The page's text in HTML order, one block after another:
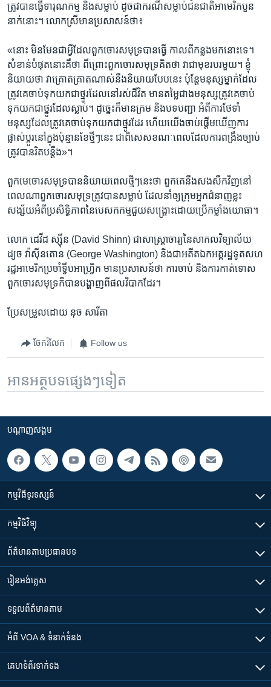
ត្រូវ​បាន​ធ្វើ​ទារុណកម្ម និង​សម្លាប់​ ដូចជា​ករណី​សម្លាប់​ជនជាតិ​អាមេរិកបួន​
នាក់​នោះ។​ លោក​ស្រី​មាន​ប្រសាសន៍​ថា៖
«នោះ​ មិនមែន​ជា​អ្វី​ដែល​ពួក​ចោរសមុទ្រ​បាន​ធ្វើ​ កាលពី​កន្លង​មក​នោះ​ទេ។​
សំខាន់​បំផុត​នោះ​គឺ​ថា​ ពីព្រោះ​ពួក​ចោរសមុទ្រ​គិត​ថា វា​ជា​មុខរបរ​មួយ។​ ខ្ញុំ​
និយាយ​ថា វា​គ្រោតគ្រាត​ណាស់​នឹង​និយាយ​បែប​នេះ​ ប៉ុន្តែ​មនុស្ស​ម្នាក់​ដែល​
ត្រូវ​គេ​ចាប់​ទុក​យក​ជា​ថ្នូរ​ដែល​នៅ​រស់​ជីវិត​ មាន​តម្លៃ​ជាង​មនុស្ស​ត្រូវ​គេ​ចាប់​
ទុក​យក​ជា​ថ្នូរ​ដែល​ស្លាប់។​ ដូច្នេះ​ក៏​មាន​ក្រម និង​បទបញ្ជា​ អំពី​ការ​ថែទាំ​
មនុស្ស​ដែល​ត្រូវ​គេ​ចាប់​ទុក​យក​ជា​ថ្នូរ​ដែរ​ ហើយ​យើង​ចាប់​ផ្តើម​ឃើញ​ការ​
ផ្លាស់ប្តូរ​នៅ​ក្នុង​ប៉ុន្មាន​ខែ​ថ្មីៗ​នេះ​ ជាពិសេស​ខណៈ​ពេល​ដែល​ការពង្រឹង​ច្បាប់​
ត្រូវ​បាន​រិត​បន្តឹង»។
ពួក​មេ​ចោរសមុទ្រ​បាន​និយាយ​ពេល​ថ្មីៗ​នេះ​ថា​ ពួកគេ​នឹង​សងសឹក​វិញ​នៅ​
ពេល​ណា​ពួក​ចោរសមុទ្រ​ត្រូវ​បាន​សម្លាប់​ ដែល​នាំ​ឲ្យ​ក្រុម​អ្នក​ជំនាញ​ខ្លះ​
សង្ស័យ​អំពី​ប្រសិទ្ធិភាព​នៃ​បេសកកម្ម​ជួយ​សង្គ្រោះ​ដោយ​ប្រើ​កម្លាំង​យោធា។
លោក​ ដេវីដ ស្ស៊ីន (David Shinn)​ ជា​សាស្ត្រាចារ្យ​នៃ​សាកល​វិទ្យាល័យ
ដ្យច វ៉ាស៊ីនតោន (George​ Washington)​ និង​ជា​អតីត​ឯកអគ្គ​រដ្ឋទូត​សហ
រដ្ឋ​អាមេរិក​ប្រចាំ​ទ្វីប​អាហ្វ្រិក​ មាន​ប្រសាសន៍​ថា​ ការ​ចាប់​ និង​ការ​កាត់ទោស​
ពួក​ចោរ​សមុទ្រ​ក៏​បាន​បង្ហាញ​ពី​ផលវិបាក​ដែរ។
ប្រែសម្រួល​ដោយ នុច សារីតា
ចែករំលែក Follow us
អានអត្ថបទផ្សេងៗទៀត
បណ្តាញ​សង្គម
កម្មវិធី​ទូរទស្សន៍
កម្មវិធី​វិទ្យុ
ព័ត៌មាន​តាមប្រធានបទ​
រៀន​​អង់គ្លេស
ទទួល​ព័ត៌មាន​តាម
អំពី​ VOA & ទំនាក់ទំនង
គេហទំព័រ​​ទាក់ទង